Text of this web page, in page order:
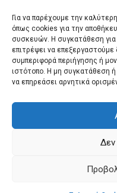
Για να παρέχουμε την
όπως cookies για την
συσκευών. Η συγκατάθεση για
επιτρέψει να
συμπεριφορά περιήγησης ή
ιστότοπο. Η μη συγκατάθεση
να επηρεάσει αρνητικά
Δεν
Buy Adspace ΑΡΧΙΚΗ